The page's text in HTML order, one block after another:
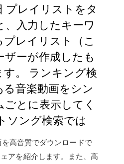
プレイリストをタ
入力したキーワ
レイリスト（こ
ーが作成したも
。 ランキング検
音楽動画をシン
とに表示してく
ソング検索では
高音質でダウンロードで
アを紹介します。また、高